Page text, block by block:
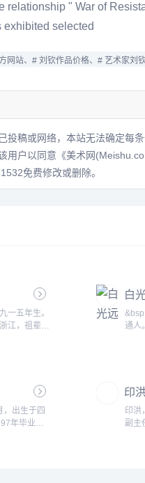
relationship " War of
exhibited selected
网站、 # 刘钦作品价格、 # 艺术家刘钦
投稿或网络，本站无法确定每
用户以同意 《美术网
免费修改或删除。
一五年生。
江，祖辈移
新。他的作
隆等国家巡
县，参加修
白
通人
《长
席、
，出生于四
年毕业于
印
印洪
副主